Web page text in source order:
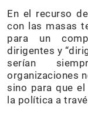
En el recurso
con las masas
para un
dirigentes y
serían
organizaciones
sino para que
la política a